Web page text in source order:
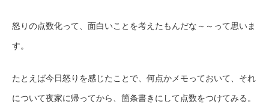
怒りの点数化って、面白いことを考えたもんだな～～って思いま
す。
たとえば今日怒りを感じたことで、何点かメモっておいて、それ
について夜家に帰ってから、箇条書きにして点数をつけてみる。